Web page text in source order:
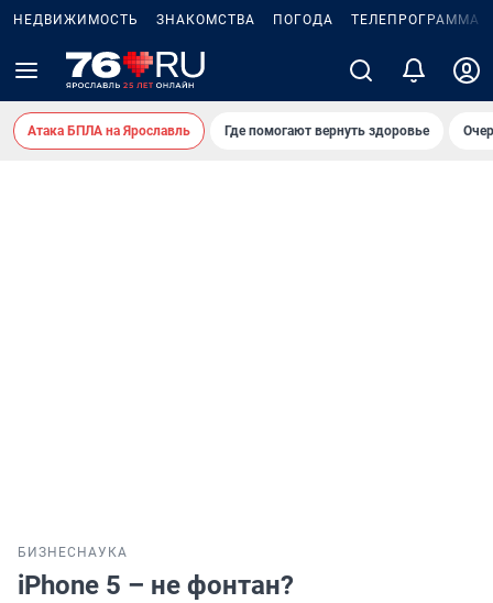
НЕДВИЖИМОСТЬ ЗНАКОМСТВА ПОГОДА ТЕЛЕПРОГРАММА
Атака БПЛА на Ярославль Где помогают вернуть здоровье
БИЗНЕС НАУКА
iPhone 5 – не фонтан?